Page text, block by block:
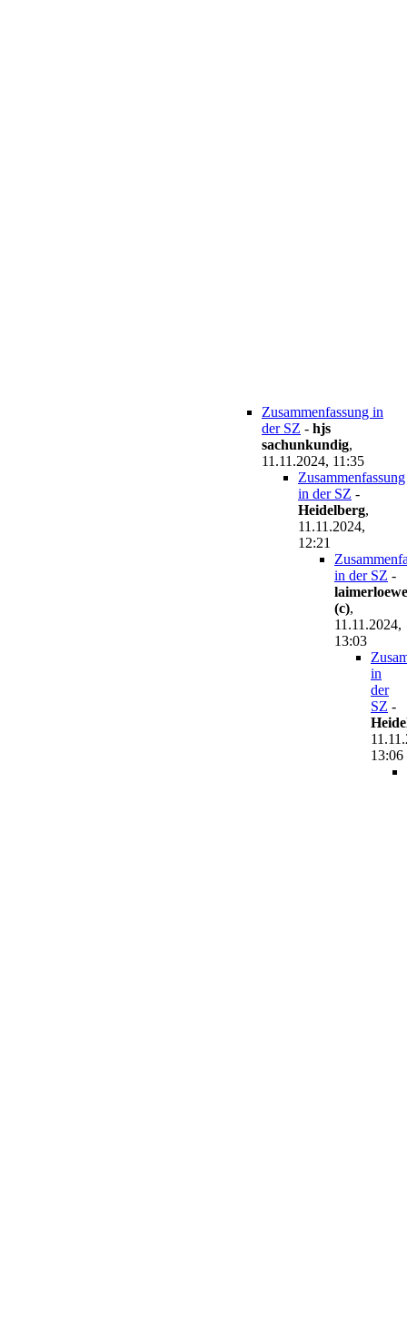
Zusammenfassung in
der SZ - hjs
sachunkundig,
11.11.2024, 11:35
Zusammenfassung
in der SZ -
Heidelberg,
11.11.2024,
12:21
in der SZ -
laimerloewe
(c),
11.11.2024,
13:03
in
der
SZ -
13:06